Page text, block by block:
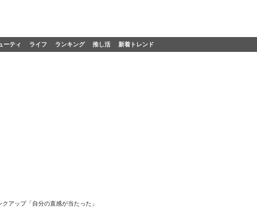
ーティ ライフ ランキング 推し活 新着トレンド
アップ「自分の直感が当たった」